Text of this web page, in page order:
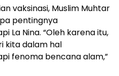
vaksinasi, Muslim Muhtar
pentingnya
La Nina. “Oleh karena itu,
kita dalam hal
fenoma bencana alam,”